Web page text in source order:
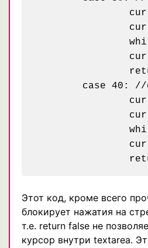
Этот код, кроме всего
блокирует нажатия на
т.е. return false не
курсор внутри textarea.